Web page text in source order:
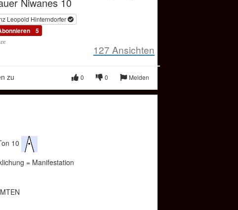
Leopold Hinterndorfer
5
127 Ansichten
zu Melden
0
0
10
= Manifestation